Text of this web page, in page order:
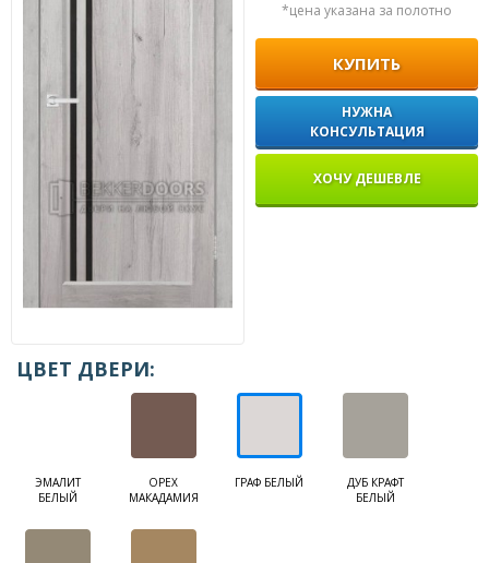
*цена указана за полотно
КУПИТЬ
НУЖНА
КОНСУЛЬТАЦИЯ
ХОЧУ ДЕШЕВЛЕ
ЦВЕТ ДВЕРИ:
ЭМАЛИТ
БЕЛЫЙ
ОРЕХ
МАКАДАМИЯ
ГРАФ БЕЛЫЙ
ДУБ КРАФТ
БЕЛЫЙ